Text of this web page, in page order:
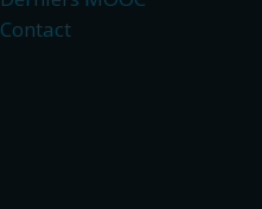
Contact